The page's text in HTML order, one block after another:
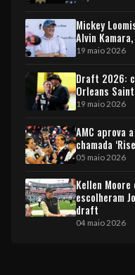
Mickey
Alvin
19 maio 2026
Draft 2026:
Orleans
19 maio 2026
AMC aprova
chamada
05 maio 2026
Kellen
escolheram
draft
04 maio 2026